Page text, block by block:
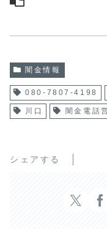
闇金情報
080-7807-4198
川口 闇金電話
シェアする